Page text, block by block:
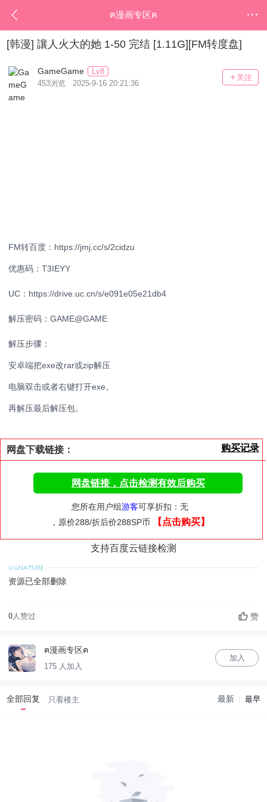
ฅ漫画专区ฅ
[韩漫] 讓人火大的她 1-50 完结 [1.11G][FM转度盘]
GameGame
Lv8
453浏览 2025-9-16 20:21:36
关注
FM转百度：https://jmj.cc/s/2cidzu
优惠码：T3IEYY
UC：https://drive.uc.cn/s/e091e05e21db4
解压密码：GAME@GAME
解压步骤：
安卓端把exe改rar或zip解压
电脑双击或者右键打开exe。
再解压最后解压包。
购买记录
网盘下载链接：
网盘链接，点击检测有效后购买
您所在用户组游客可享折扣：无
，原价288/折后价288SP币
【点击购买】
支持百度云链接检测
资源已全部删除
0人赞过 赞
ฅ漫画专区ฅ
175 人加入
加入
全部回复 只看楼主 最新 最早